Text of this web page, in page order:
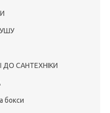
САНТЕХНІКИ
бокси